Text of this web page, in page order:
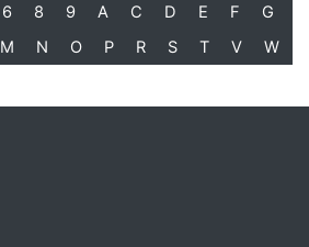
6 8 9 A C D E F
G
M N O P R S T V W